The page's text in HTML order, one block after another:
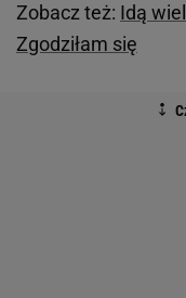
Zobacz też: Idą
Zgodziłam się